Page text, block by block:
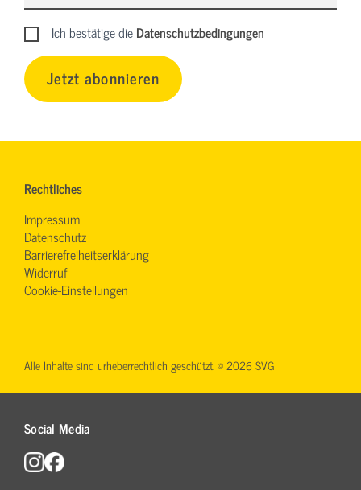
Ich bestätige dieDatenschutzbedingungen
Jetzt abonnieren
Rechtliches
Impressum
Datenschutz
Barrierefreiheitserklärung
Widerruf
Cookie-Einstellungen
Social Media
Alle Inhalte sind urheberrechtlich geschützt. © 2026 SVG